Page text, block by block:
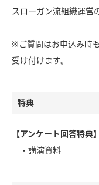
スローガン流組織運営
※ご質問はお申込み時
受け付けます。
特典
【アンケート回答特典】
・講演資料